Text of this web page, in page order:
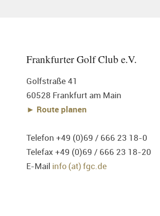
Frankfurter Golf Club e.V.
Golfstraße 41
60528 Frankfurt am Main
► Route planen
Telefon +49 (0)69 / 666 23 18-0
Telefax +49 (0)69 / 666 23 18-20
E-Mail info (at) fgc.de